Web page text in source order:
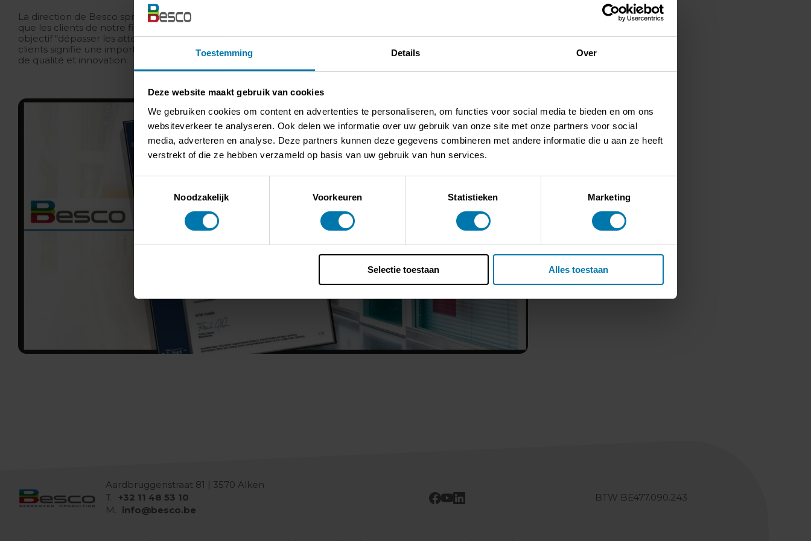
Toestemming Details Over
Deze website maakt gebruik van cookies
We gebruiken cookies om content en advertenties te personaliseren, om functies voor social media te bieden en om ons
websiteverkeer te analyseren. Ook delen we informatie over uw gebruik van onze site met onze partners voor social
media, adverteren en analyse. Deze partners kunnen deze gegevens combineren met andere informatie die u aan ze heeft
verstrekt of die ze hebben verzameld op basis van uw gebruik van hun services.
Noodzakelijk
Voorkeuren Statistieken Marketing
Selectie toestaan Alles toestaan
La direction de Besco sprl et Besco Projects sprl voudrait donc laisser participer aussi bien les collaborateurs
que les clients de notre fierté de ce résultat. À l’avenir, nous ferons tout notre possible pour concrétiser notre
objectif “dépasser les attentes de nos clients“; jour après jour ! Le flux de feedback que nous recevons de nos
clients signifie une importante valeur ajoutée pour notre entreprise et c’est la mesure dans notre recherche
de qualité et innovation.
Aardbruggenstraat 81 | 3570 Alken
T. +32 11 48 53 10
M. info@besco.be
BTW BE477.090.243